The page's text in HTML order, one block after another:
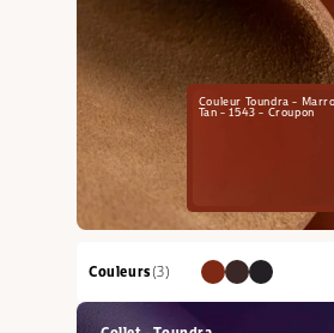
Couleur Toundra –
Tan – 1543 – Croupon
Couleurs(3)